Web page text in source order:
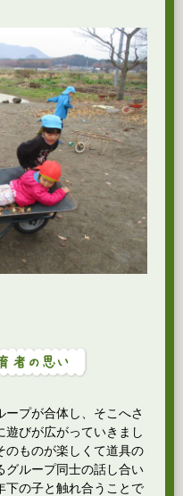
プが合体し、そこへさ
遊びが広がっていきまし
のものが楽しくて道具の
グループ同士の話し合い
下の子と触れ合うことで